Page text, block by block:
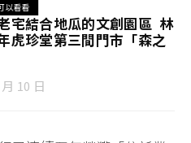
以看看
宅結合地瓜的文創園區 林
虎珍堂第三間門市「森之
10 日